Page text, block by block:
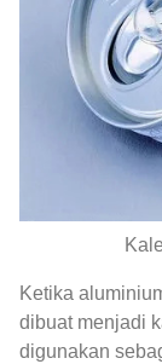
Ketika
dibuat menjadi
digunakan